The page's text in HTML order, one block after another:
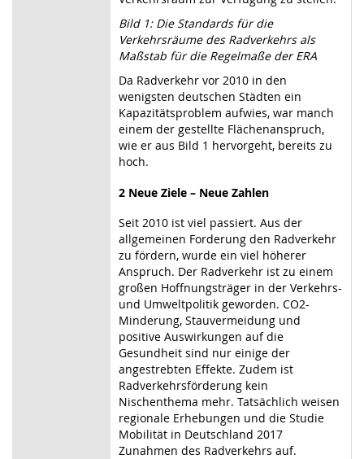
Bild 1: Die Standards für die
Verkehrsräume des Radverkehrs als
Maßstab für die Regelmaße der ERA
Da Radverkehr vor 2010 in den
wenigsten deutschen Städten ein
Kapazitätsproblem aufwies, war manch
einem der gestellte Flächenanspruch,
wie er aus Bild 1 hervorgeht, bereits zu
hoch.
2 Neue Ziele – Neue Zahlen
Seit 2010 ist viel passiert. Aus der
allgemeinen Forderung den Radverkehr
zu fördern, wurde ein viel höherer
Anspruch. Der Radverkehr ist zu einem
großen Hoffnungsträger in der Verkehrs-
und Umweltpolitik geworden. CO2-
Minderung, Stauvermeidung und
positive Auswirkungen auf die
Gesundheit sind nur einige der
angestrebten Effekte. Zudem ist
Radverkehrsförderung kein
Nischenthema mehr. Tatsächlich weisen
regionale Erhebungen und die Studie
Mobilität in Deutschland 2017
Zunahmen des Radverkehrs auf.